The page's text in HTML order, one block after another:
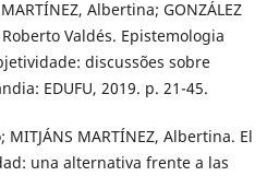
Albertina; GONZÁLEZ
Roberto Valdés. Epistemologia
discussões sobre
EDUFU, 2019. p. 21-45.
MITJÁNS MARTÍNEZ, Albertina. El
una alternativa frente a las